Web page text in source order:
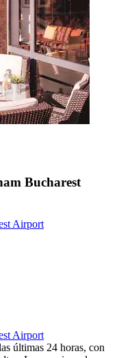
Bucharest
Airport
Airport
últimas 24 horas, con